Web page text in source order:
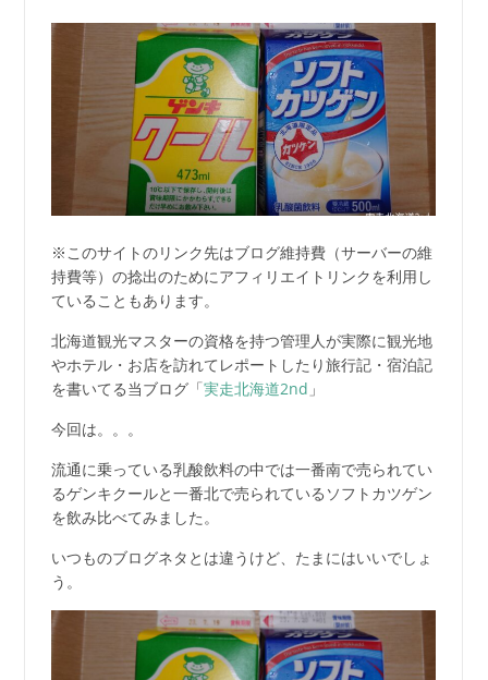
※このサイトのリンク先はブログ維持費（サーバーの維
持費等）の捻出のためにアフィリエイトリンクを利用し
ていることもあります。
北海道観光マスターの資格を持つ管理人が実際に観光地
やホテル・お店を訪れてレポートしたり旅行記・宿泊記
を書いてる当ブログ「実走北海道2nd 」
今回は。。。
流通に乗っている乳酸飲料の中では一番南で売られてい
るゲンキクールと一番北で売られているソフトカツゲン
を飲み比べてみました。
いつものブログネタとは違うけど、たまにはいいでしょ
う。